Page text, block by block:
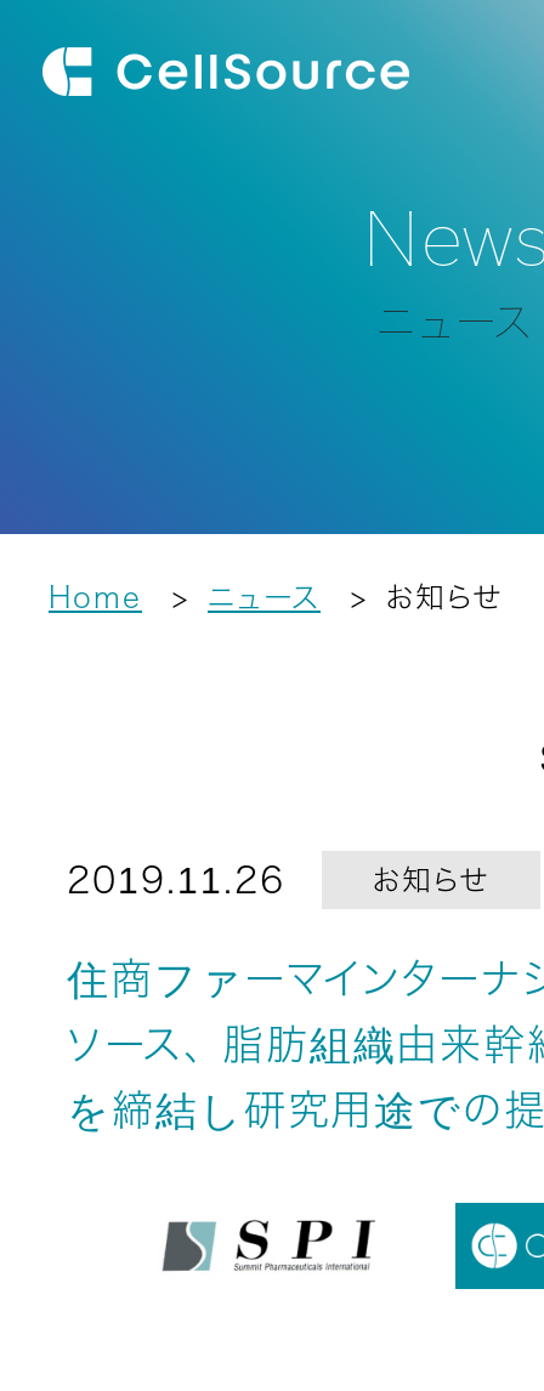
ニュース
Home ニュース お知らせ
2019.11.26 お知らせ
住商ファーマインターナ
ソース、 脂肪組織由来
を締結し研究用途での